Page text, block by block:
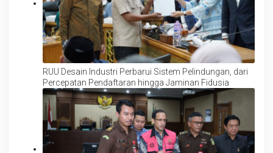
RUU Desain Industri Perbarui Sistem Pelindungan, dari
Percepatan Pendaftaran hingga Jaminan Fidusia